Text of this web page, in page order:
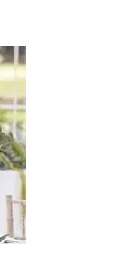
,svetielka 3ks
dlhe